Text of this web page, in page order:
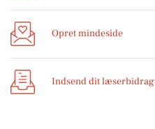
Opret mindeside
Indsend dit læserbidrag